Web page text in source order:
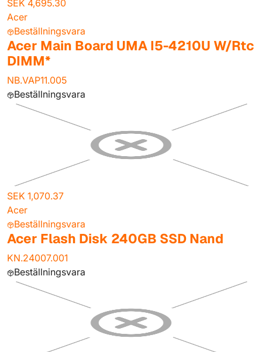
SEK 4,695.30
Acer
Beställningsvara
Acer Main Board UMA I5-4210U W/Rtc
DIMM*
NB.VAP11.005
Beställningsvara
SEK 1,070.37
Acer
Beställningsvara
Acer Flash Disk 240GB SSD Nand
KN.24007.001
Beställningsvara